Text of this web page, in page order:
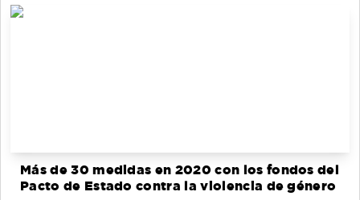
Más de 30 medidas en 2020 con los fondos del
Pacto de Estado contra la violencia de género